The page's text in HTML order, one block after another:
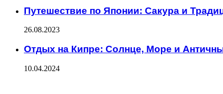
Путешествие по Японии: Сакура и
26.08.2023
Отдых на Кипре: Солнце, Море и
10.04.2024